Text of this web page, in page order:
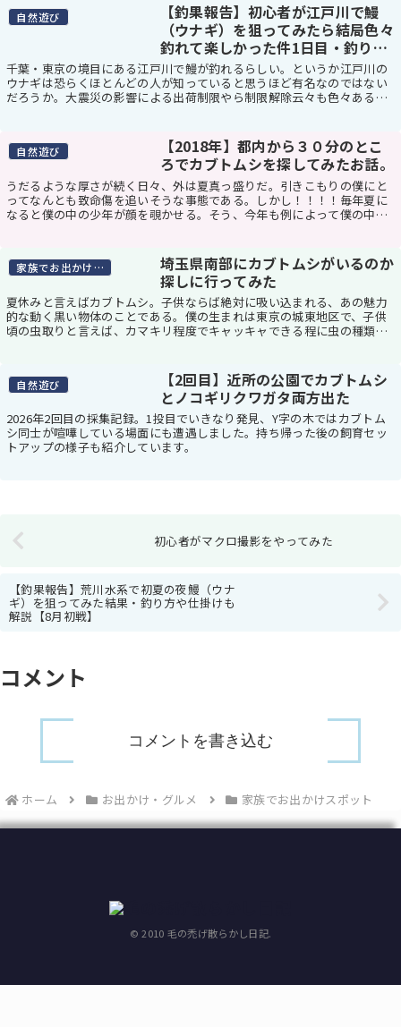
自然遊び
【釣果報告】初心者が江戸川で鰻
（ウナギ）を狙ってみたら結局色々
釣れて楽しかった件1日目・釣り方
や仕掛けも解説
千葉・東京の境目にある江戸川で鰻が釣れるらしい。というか江戸川の
ウナギは恐らくほとんどの人が知っていると思うほど有名なのではない
だろうか。大震災の影響による出荷制限やら制限解除云々も色々ある
自然遊び
【2018年】都内から３０分のとこ
ろでカブトムシを探してみたお話。
うだるような厚さが続く日々、外は夏真っ盛りだ。引きこもりの僕にと
ってなんとも致命傷を追いそうな事態である。しかし！！！！毎年夏に
なると僕の中の少年が顔を覗かせる。そう、今年も例によって僕の中の
家族でお出かけスポット
埼玉県南部にカブトムシがいるのか
探しに行ってみた
夏休みと言えばカブトムシ。子供ならば絶対に吸い込まれる、あの魅力
的な動く黒い物体のことである。僕の生まれは東京の城東地区で、子供
頃の虫取りと言えば、カマキリ程度でキャッキャできる程に虫の種類が
自然遊び
【2回目】近所の公園でカブトムシ
とノコギリクワガタ両方出た
2026年2回目の採集記録。1投目でいきなり発見、Y字の木ではカブトム
シ同士が喧嘩している場面にも遭遇しました。持ち帰った後の飼育セッ
トアップの様子も紹介しています。
初心者がマクロ撮影をやってみた
【釣果報告】荒川水系で初夏の夜鰻（ウナ
ギ）を狙ってみた結果・釣り方や仕掛けも
解説【8月初戦】
コメント
コメントを書き込む
ホーム お出かけ・グルメ 家族でお出かけスポット
© 2010 毛の禿げ散らかし日記.